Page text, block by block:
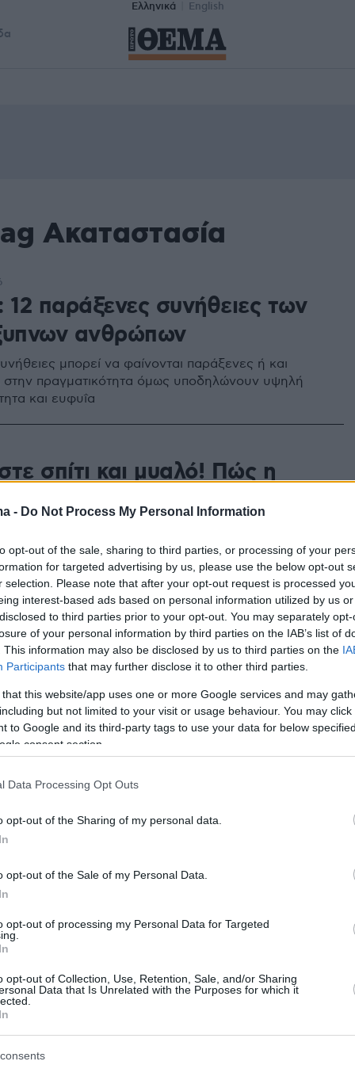
- Do Not Process My Personal Information
opt-out of the sale, sharing to third parties, or processing of your
for targeted advertising by us, please use the below opt-out
selection. Please note that after your opt-out request is processed
interest-based ads based on personal information utilized by us
to third parties prior to your opt-out. You may separately
of your personal information by third parties on the IAB’s list of
This information may also be disclosed by us to third parties on the
Participants that may further disclose it to other third parties.
that this website/app uses one or more Google services and may
but not limited to your visit or usage behaviour. You may
to Google and its third-party tags to use your data for below
consent section.
Data Processing Opt Outs
opt-out of the Sharing of my personal data.
opt-out of the Sale of my Personal Data.
opt-out of processing my Personal Data for Targeted
opt-out of Collection, Use, Retention, Sale, and/or Sharing
Data that Is Unrelated with the Purposes for which it
Ελληνικά English
Ακαταστασία
12 παράξενες συνήθειες των
ανθρώπων
μπορεί να φαίνονται παράξενες ή και
στην πραγματικότητα όμως υποδηλώνουν υψηλή
και ευφυΐα
σπίτι και μυαλό! Πώς η
φέρνει χάος στον
επηρεάζει τη διάθεση, το άγχος και τη
και γιατί το ξεκαθάρισμα λειτουργεί σαν…
η πιο ακατάσταση χώρα στον
Θα εκπλαγείτε με τη θέση της
πολλά νοικοκυριά στην Ευρώπη ασφυκτιούν από την
ως μερικά από τα πιο οργανωμένα παγκοσμίως,
συνήθειες
Βάλτε τάξη στο
δείτε διάθεση, μνήμη και ύπνο
σχετίζεται με προβλήματα μνήμης, κακές
συνήθειες, αυξημένο άγχος και διαταραχές της
μας κοστίζει χρόνο, ενέργεια και... χρήματα!